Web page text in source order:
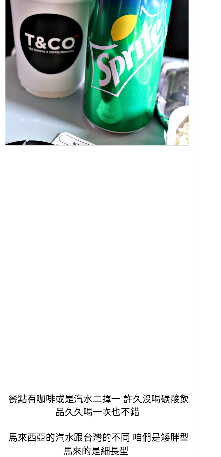
餐點有咖啡或是汽水二擇一 許久沒喝碳酸飲
品久久喝一次也不錯
馬來西亞的汽水跟台灣的不同 咱們是矮胖型
馬來的是細長型